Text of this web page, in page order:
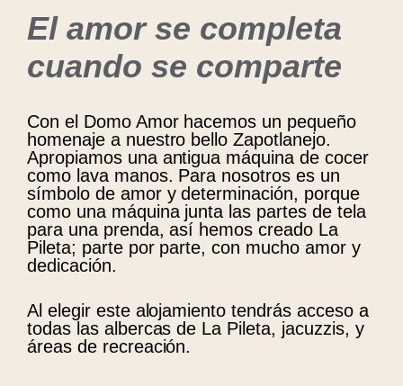
El amor se completa
cuando se comparte
Con el Domo Amor hacemos un pequeño
homenaje a nuestro bello Zapotlanejo.
Apropiamos una antigua máquina de cocer
como lava manos. Para nosotros es un
símbolo de amor y determinación, porque
como una máquina junta las partes de tela
para una prenda, así hemos creado La
Pileta; parte por parte, con mucho amor y
dedicación.
Al elegir este alojamiento tendrás acceso a
todas las albercas de La Pileta, jacuzzis, y
áreas de recreación.